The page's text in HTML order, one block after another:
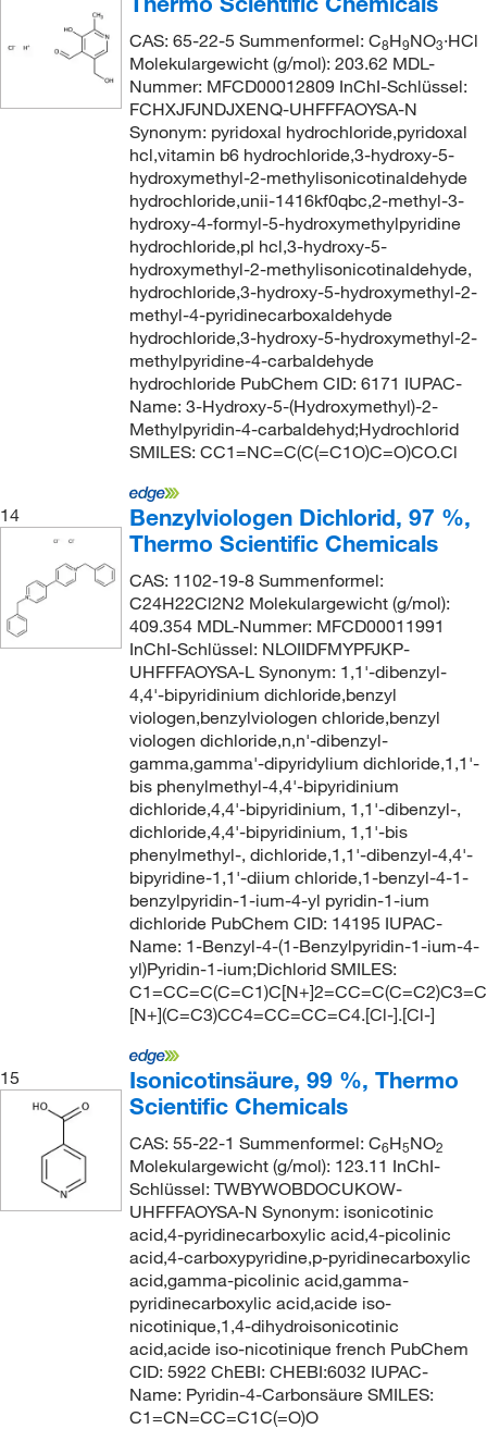
CAS: 65-22-5 Summenformel: C8H9NO3·HCl
Molekulargewicht (g/mol): 203.62 MDL-
Nummer: MFCD00012809 InChI-Schlüssel:
FCHXJFJNDJXENQ-UHFFFAOYSA-N
Synonym: pyridoxal hydrochloride,pyridoxal
hcl,vitamin b6 hydrochloride,3-hydroxy-5-
hydroxymethyl-2-methylisonicotinaldehyde
hydrochloride,unii-1416kf0qbc,2-methyl-3-
hydroxy-4-formyl-5-hydroxymethylpyridine
hydrochloride,pl hcl,3-hydroxy-5-
hydroxymethyl-2-methylisonicotinaldehyde,
hydrochloride,3-hydroxy-5-hydroxymethyl-2-
methyl-4-pyridinecarboxaldehyde
hydrochloride,3-hydroxy-5-hydroxymethyl-2-
methylpyridine-4-carbaldehyde
hydrochloride PubChem CID: 6171 IUPAC-
Name: 3-Hydroxy-5-(Hydroxymethyl)-2-
Methylpyridin-4-carbaldehyd;Hydrochlorid
SMILES: CC1=NC=C(C(=C1O)C=O)CO.Cl
14
Benzylviologen Dichlorid, 97 %,
Thermo Scientific Chemicals
CAS: 1102-19-8 Summenformel:
C24H22Cl2N2 Molekulargewicht (g/mol):
409.354 MDL-Nummer: MFCD00011991
InChI-Schlüssel: NLOIIDFMYPFJKP-
UHFFFAOYSA-L Synonym: 1,1'-dibenzyl-
4,4'-bipyridinium dichloride,benzyl
viologen,benzylviologen chloride,benzyl
viologen dichloride,n,n'-dibenzyl-
gamma,gamma'-dipyridylium dichloride,1,1'-
bis phenylmethyl-4,4'-bipyridinium
dichloride,4,4'-bipyridinium, 1,1'-dibenzyl-,
dichloride,4,4'-bipyridinium, 1,1'-bis
phenylmethyl-, dichloride,1,1'-dibenzyl-4,4'-
bipyridine-1,1'-diium chloride,1-benzyl-4-1-
benzylpyridin-1-ium-4-yl pyridin-1-ium
dichloride PubChem CID: 14195 IUPAC-
Name: 1-Benzyl-4-(1-Benzylpyridin-1-ium-4-
yl)Pyridin-1-ium;Dichlorid SMILES:
[N+](C=C3)CC4=CC=CC=C4.[Cl-].[Cl-]
15
Isonicotinsäure, 99 %, Thermo
Scientific Chemicals
CAS: 55-22-1 Summenformel: C6H5NO2
Molekulargewicht (g/mol): 123.11 InChI-
Schlüssel: TWBYWOBDOCUKOW-
UHFFFAOYSA-N Synonym: isonicotinic
acid,4-pyridinecarboxylic acid,4-picolinic
acid,4-carboxypyridine,p-pyridinecarboxylic
acid,gamma-picolinic acid,gamma-
pyridinecarboxylic acid,acide iso-
nicotinique,1,4-dihydroisonicotinic
acid,acide iso-nicotinique french PubChem
CID: 5922 ChEBI: CHEBI:6032 IUPAC-
Name: Pyridin-4-Carbonsäure SMILES:
C1=CN=CC=C1C(=O)O